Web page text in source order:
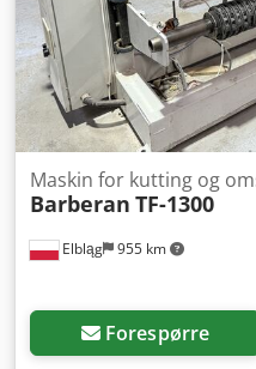
Elbląg 955 km
Maskin for kutting og
Barberan TF-1300
Forespørre